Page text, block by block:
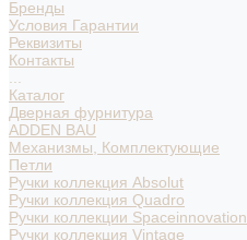
Бренды
Условия Гарантии
Реквизиты
Контакты
Каталог
Дверная фурнитура
ADDEN BAU
Механизмы, Комплектующие
Петли
Ручки коллекция Absolut
Ручки коллекция Quadro
Ручки коллекции Spaceinnovation
Ручки коллекция Vintage